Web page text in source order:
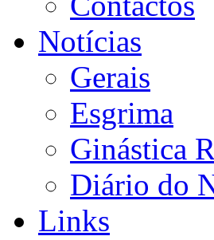
Notícias
Gerais
Esgrima
Ginástica
Diário do
Links